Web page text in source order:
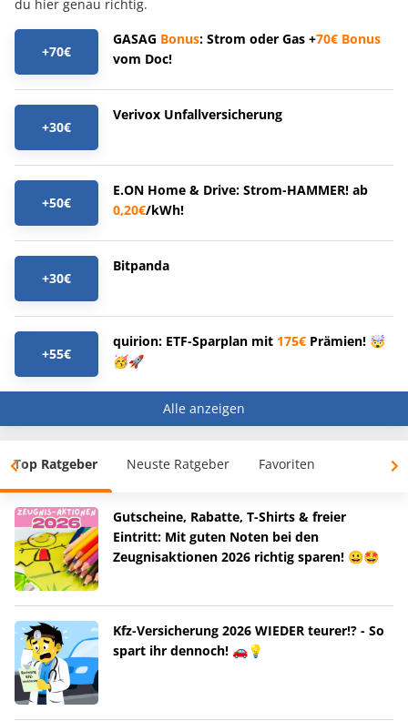
du hier genau richtig.
+70€
GASAG Bonus: Strom oder Gas +70€ Bonus
vom Doc!
+30€
Verivox Unfallversicherung
+50€
E.ON Home & Drive: Strom-HAMMER! ab
0,20€/kWh!
+30€
Bitpanda
+55€
quirion: ETF-Sparplan mit 175€ Prämien! 🤯
🥳🚀
Alle anzeigen
Top Ratgeber Neuste Ratgeber Favoriten
Gutscheine, Rabatte, T-Shirts & freier
Eintritt: Mit guten Noten bei den
Zeugnisaktionen 2026 richtig sparen! 😀🤩
Kfz-Versicherung 2026 WIEDER teurer!? - So
spart ihr dennoch! 🚗💡